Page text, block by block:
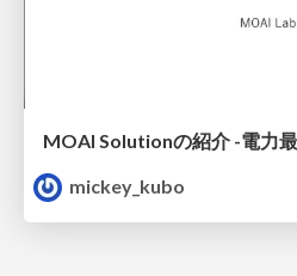
MOAI Solutionの紹介 -電力
mickey_kubo